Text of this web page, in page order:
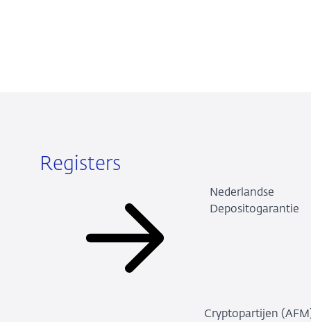
Registers
Nederlandse
Depositogarantie
Cryptopartijen